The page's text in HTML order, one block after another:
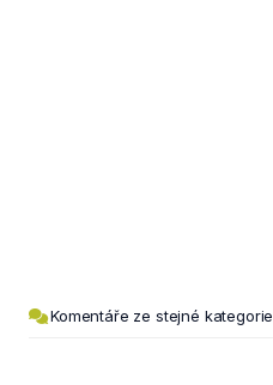
Komentáře ze stejné kategorie